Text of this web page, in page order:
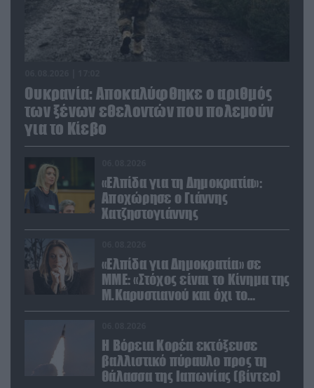
Ουκρανία: Αποκαλύφθηκε ο αριθμός
των ξένων εθελοντών που πολεμούν
για το Κίεβο
«Ελπίδα για τη Δημοκρατία»:
Αποχώρησε ο Γιάννης
Χατζηστογιάννης
«Ελπίδα για Δημοκρατία» σε
ΜΜΕ: «Στόχος είναι το Κίνημα της
Μ.Καρυστιανού και όχι το
διεφθαρμένο σύστημα
Η Βόρεια Κορέα εκτόξευσε
βαλλιστικό πύραυλο προς τη
θάλασσα της Ιαπωνίας (βίντεο)